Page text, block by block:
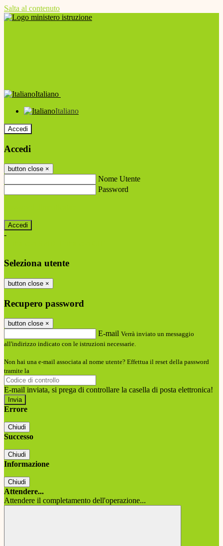
Salta al contenuto
Italiano
Italiano
Accedi
Accedi
button close ×
Nome Utente
Password
-
Seleziona utente
button close ×
Recupero password
button close ×
E-mail Verrà inviato un messaggio
all'indirizzo indicato con le istruzioni necessarie.
Non hai una e-mail associata al nome utente? Effettua il reset della password
tramite la
E-mail inviata, si prega di controllare la casella di posta elettronica!
Errore
Chiudi
Successo
Chiudi
Informazione
Chiudi
Attendere...
Attendere il completamento dell'operazione...